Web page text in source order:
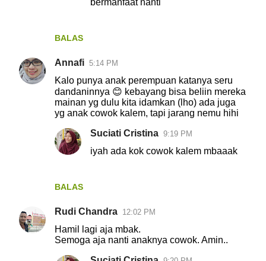
BALAS
bermanfaat nanti
Annafi 5:14 PM
Kalo punya anak perempuan katanya seru
dandaninnya 😊 kebayang bisa beliin mereka
mainan yg dulu kita idamkan (lho) ada juga
yg anak cowok kalem, tapi jarang nemu hihi
BALAS
Suciati Cristina 9:19 PM
iyah ada kok cowok kalem mbaaak
Rudi Chandra 12:02 PM
Hamil lagi aja mbak.
Semoga aja nanti anaknya cowok. Amin..